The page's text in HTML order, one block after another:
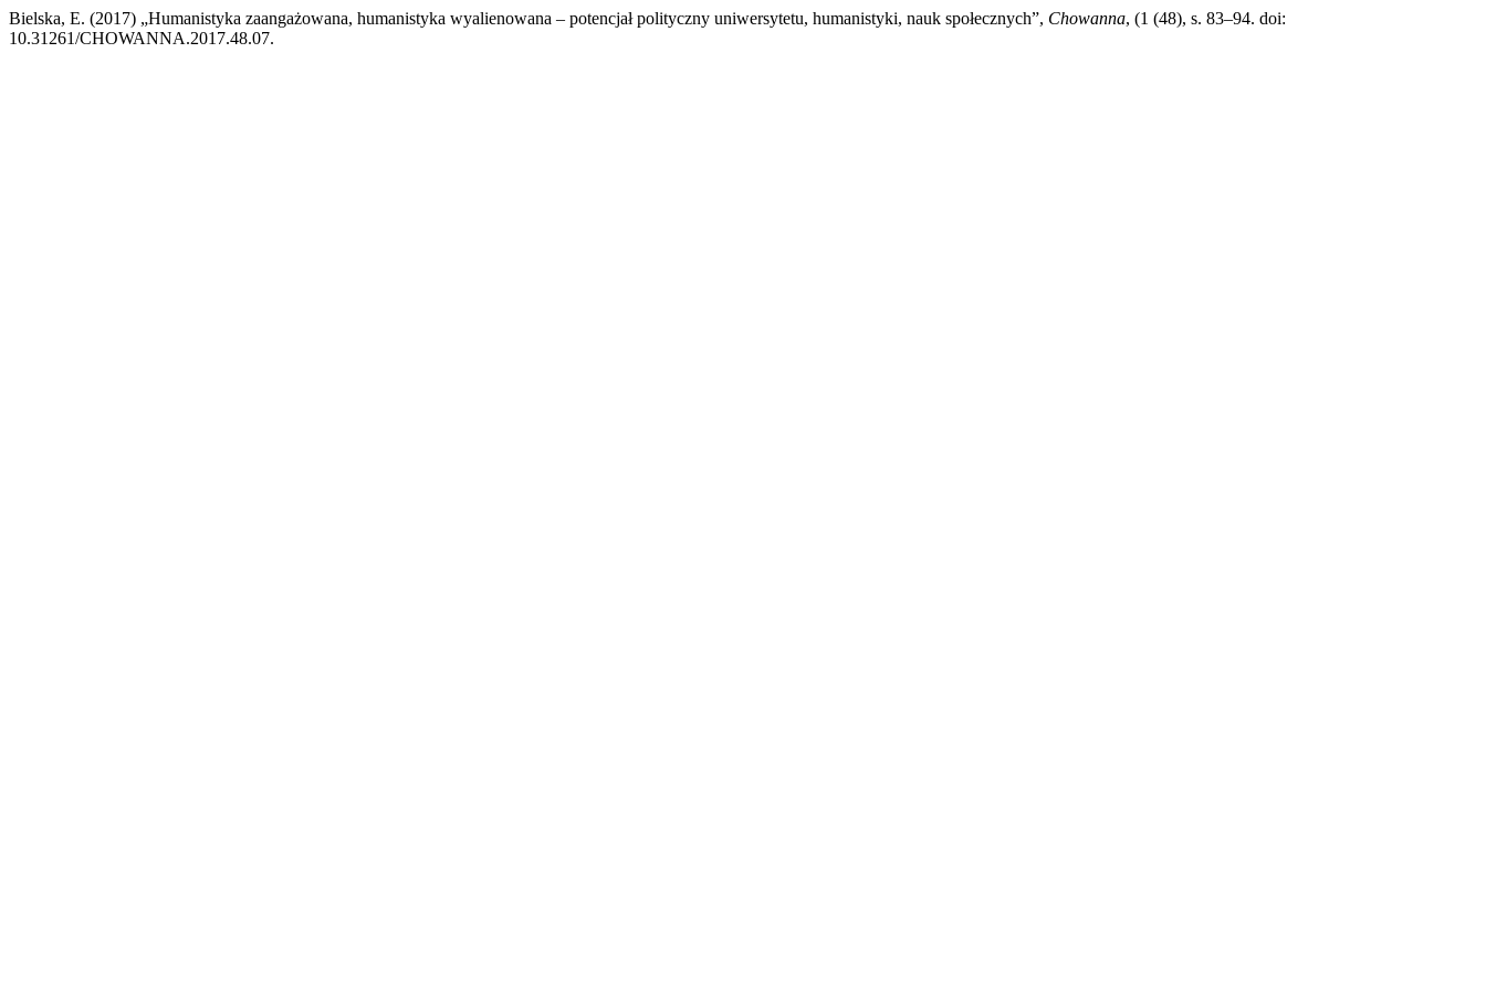
Bielska, E. (2017) „Humanistyka zaangażowana, humanistyka wyalienowana – potencjał polityczny uniwersytetu, humanistyki, nauk społecznych”, Chowanna, (1 (48), s. 83–94. doi:
10.31261/CHOWANNA.2017.48.07.